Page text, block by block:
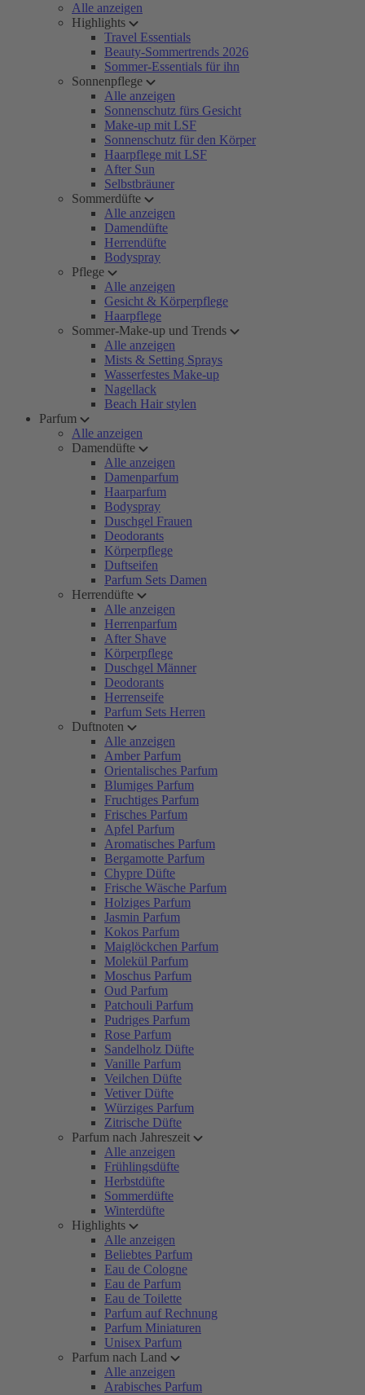
Alle anzeigen
Highlights
Travel Essentials
Beauty-Sommertrends 2026
Sommer-Essentials für ihn
Sonnenpflege
Alle anzeigen
Sonnenschutz fürs Gesicht
Make-up mit LSF
Sonnenschutz für den Körper
Haarpflege mit LSF
After Sun
Selbstbräuner
Sommerdüfte
Alle anzeigen
Damendüfte
Herrendüfte
Bodyspray
Pflege
Alle anzeigen
Gesicht & Körperpflege
Haarpflege
Sommer-Make-up und Trends
Alle anzeigen
Mists & Setting Sprays
Wasserfestes Make-up
Nagellack
Beach Hair stylen
Parfum
Alle anzeigen
Damendüfte
Alle anzeigen
Damenparfum
Haarparfum
Bodyspray
Duschgel Frauen
Deodorants
Körperpflege
Duftseifen
Parfum Sets Damen
Herrendüfte
Alle anzeigen
Herrenparfum
After Shave
Körperpflege
Duschgel Männer
Deodorants
Herrenseife
Parfum Sets Herren
Duftnoten
Alle anzeigen
Amber Parfum
Orientalisches Parfum
Blumiges Parfum
Fruchtiges Parfum
Frisches Parfum
Apfel Parfum
Aromatisches Parfum
Bergamotte Parfum
Chypre Düfte
Frische Wäsche Parfum
Holziges Parfum
Jasmin Parfum
Kokos Parfum
Maiglöckchen Parfum
Molekül Parfum
Moschus Parfum
Oud Parfum
Patchouli Parfum
Pudriges Parfum
Rose Parfum
Sandelholz Düfte
Vanille Parfum
Veilchen Düfte
Vetiver Düfte
Würziges Parfum
Zitrische Düfte
Parfum nach Jahreszeit
Alle anzeigen
Frühlingsdüfte
Herbstdüfte
Sommerdüfte
Winterdüfte
Highlights
Alle anzeigen
Beliebtes Parfum
Eau de Cologne
Eau de Parfum
Eau de Toilette
Parfum auf Rechnung
Parfum Miniaturen
Unisex Parfum
Parfum nach Land
Alle anzeigen
Arabisches Parfum